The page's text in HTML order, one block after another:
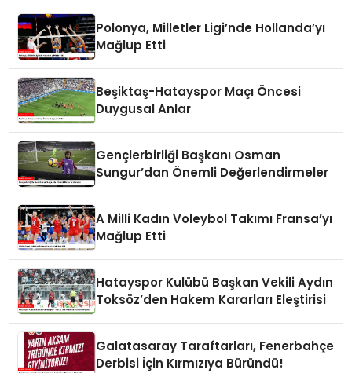
Polonya, Milletler Ligi’nde Hollanda’yı
Mağlup Etti
Beşiktaş-Hatayspor Maçı Öncesi
Duygusal Anlar
Gençlerbirliği Başkanı Osman
Sungur’dan Önemli Değerlendirmeler
A Milli Kadın Voleybol Takımı Fransa’yı
Mağlup Etti
Hatayspor Kulübü Başkan Vekili Aydın
Toksöz’den Hakem Kararları Eleştirisi
Galatasaray Taraftarları, Fenerbahçe
Derbisi İçin Kırmızıya Büründü!